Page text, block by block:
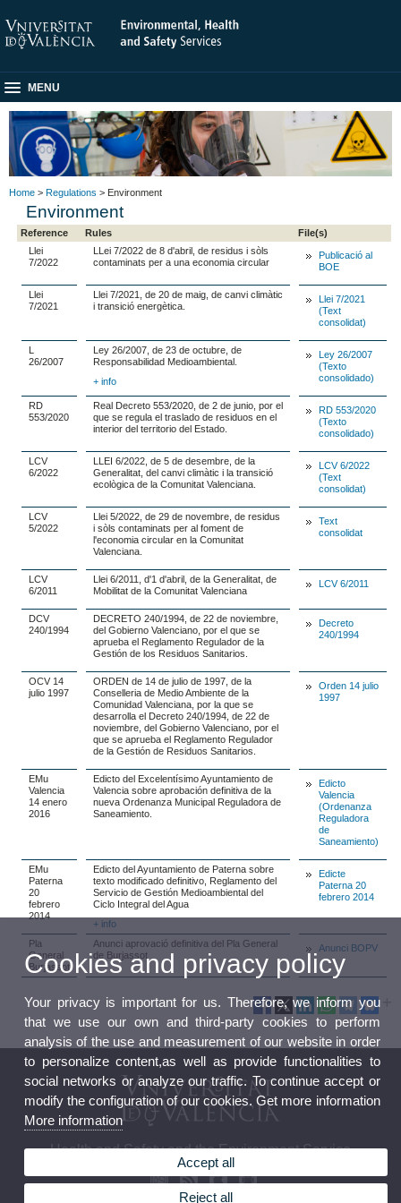
MENU
Home > Regulations > Environment
Environment
Reference Rules
File(s)
Llei
7/2022
LLei 7/2022 de 8 d'abril, de residus i sòls
contaminats per a una economia circular
Publicació al
BOE
Llei
7/2021
Llei 7/2021, de 20 de maig, de canvi climàtic
i transició energètica.
Llei 7/2021
(Text
consolidat)
L
26/2007
Ley 26/2007, de 23 de octubre, de
Responsabilidad Medioambiental.
+ info
Ley 26/2007
(Texto
consolidado)
RD
553/2020
Real Decreto 553/2020, de 2 de junio, por el
que se regula el traslado de residuos en el
interior del territorio del Estado.
RD 553/2020
(Texto
consolidado)
LCV
6/2022
LLEI 6/2022, de 5 de desembre, de la
Generalitat, del canvi climàtic i la transició
ecològica de la Comunitat Valenciana.
LCV 6/2022
(Text
consolidat)
LCV
5/2022
Llei 5/2022, de 29 de novembre, de residus
i sòls contaminats per al foment de
l'economia circular en la Comunitat
Valenciana.
Text
consolidat
LCV
6/2011
Llei 6/2011, d'1 d'abril, de la Generalitat, de
Mobilitat de la Comunitat Valenciana
LCV 6/2011
DCV
240/1994
DECRETO 240/1994, de 22 de noviembre,
del Gobierno Valenciano, por el que se
aprueba el Reglamento Regulador de la
Gestión de los Residuos Sanitarios.
Decreto
240/1994
OCV 14
julio 1997
ORDEN de 14 de julio de 1997, de la
Conselleria de Medio Ambiente de la
Comunidad Valenciana, por la que se
desarrolla el Decreto 240/1994, de 22 de
noviembre, del Gobierno Valenciano, por el
que se aprueba el Reglamento Regulador
de la Gestión de Residuos Sanitarios.
Orden 14 julio
1997
EMu
Valencia
14 enero
2016
Edicto del Excelentísimo Ayuntamiento de
Valencia sobre aprobación definitiva de la
nueva Ordenanza Municipal Reguladora de
Saneamiento.
Edicto
Valencia
(Ordenanza
Reguladora
de
Saneamiento)
EMu
Paterna
20
febrero
2014
Edicto del Ayuntamiento de Paterna sobre
texto modificado definitivo, Reglamento del
Servicio de Gestión Medioambiental del
Ciclo Integral del Agua
+ info
Edicte
Paterna 20
febrero 2014
Pla
General
Burjassot
Anunci aprovació definitiva del Pla General
de Burjassot
Anunci BOPV
Health and Safety and the Environment Service
Cookies and privacy policy
Your privacy is important for us. Therefore, we inform you
that we use our own and third-party cookies to perform
analysis of the use and measurement of our website in order
to personalize content,as well as provide functionalities to
social networks or analyze our traffic. To continue accept or
modify the configuration of our cookies. Get more information
More information
Accept all
Reject all